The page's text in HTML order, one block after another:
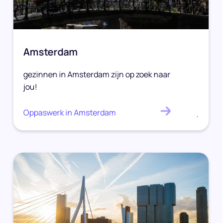
Amsterdam
gezinnen in Amsterdam zijn op zoek naar
jou!
Oppaswerk in Amsterdam .